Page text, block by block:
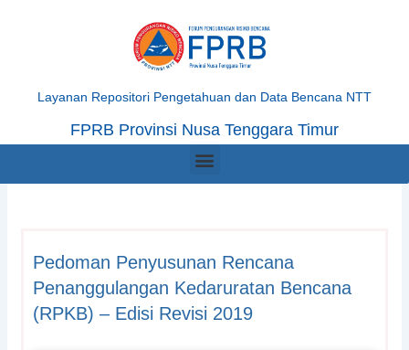
Layanan Repositori Pengetahuan dan Data Bencana NTT
FPRB Provinsi Nusa Tenggara Timur
Menu
Pedoman Penyusunan Rencana
Penanggulangan Kedaruratan Bencana
(RPKB) – Edisi Revisi 2019